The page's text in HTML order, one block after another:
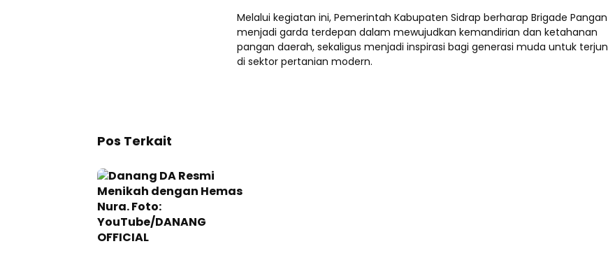
Melalui kegiatan ini, Pemerintah Kabupaten Sidrap berharap Brigade Pangan
menjadi garda terdepan dalam mewujudkan kemandirian dan ketahanan
pangan daerah, sekaligus menjadi inspirasi bagi generasi muda untuk terjun
di sektor pertanian modern.
Pos Terkait